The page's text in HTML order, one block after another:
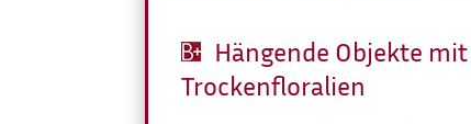
Hängende Objekte mit
Trockenfloralien